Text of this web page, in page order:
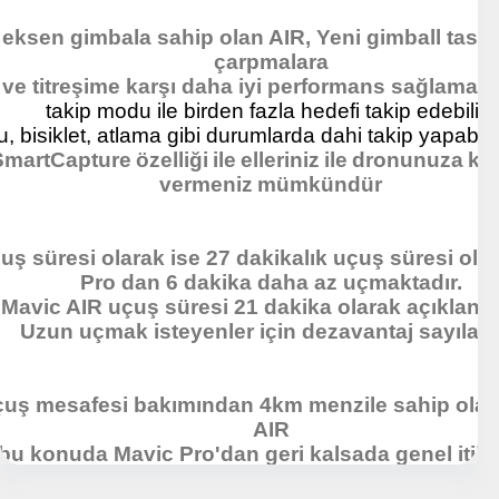
eksen gimbala sahip olan AIR,Yeni gimball
çarpmalara
ve titreşime karşı daha iyi performans
takip modu ile birden fazla hedefi takip edebilir,
bisiklet, atlama gibi durumlarda dahi takip
özelliği ile elleriniz ile dronunuza
vermeniz mümkündür
süresi olarak ise 27 dakikalık uçuş süresi
Pro dan 6 dakika daha az uçmaktadır.
Mavic AIR uçuş süresi 21 dakika olarak
Uzun uçmak isteyenler için dezavantaj
mesafesi bakımından 4km menzile sahip
AIR
konuda Mavic Pro'dan geri kalsada genel